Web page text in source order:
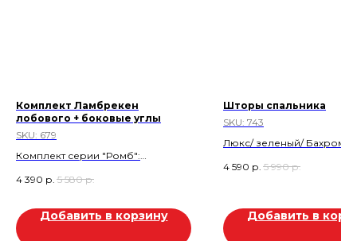
Комплект Ламбрекен
лобового + боковые углы
SKU: 679
Комплект серии "Ромб":
углы ( с вышивкой Kama*).
Скидка 1.190 руб.
4 390 р. 5 580 р.
Добавить в корзину
Шторы спальника
SKU: 743
Люкс/ зеленый/ Бахрома
Скидка 1.400 р
4 590 р. 5 990 р.
Добавить в